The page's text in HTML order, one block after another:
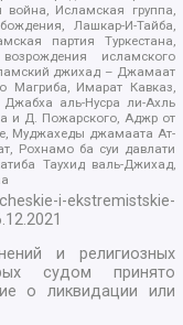
Исламская группа,
Лашкар-И-Тайба,
партия Туркестана,
исламского
джихад – Джамаат
Магриба, Имарат Кавказ,
Джабха аль-Нусра ли-Ахль
и Д. Пожарского, Аджр от
Муджахеды джамаата Ат-
Рохнамо ба суи давлати
Таухид валь-Джихад,
i-ekstremistskie-
и религиозных
судом принято
о ликвидации или